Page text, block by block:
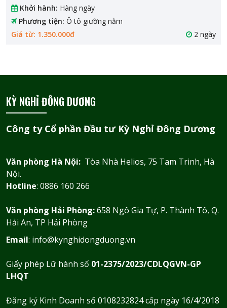
Khởi hành: Hàng ngày
Phương tiện: Ô tô giường nằm
Giá từ: 1.350.000đ
2 ngày
KỲ NGHỈ ĐÔNG DƯƠNG
Công ty Cổ phần Đầu tư Kỳ Nghỉ Đông Dương
Văn phòng Hà Nội: Tòa Nhà Helios, 75 Tam Trinh, Hà
Nội.
Hotline: 0886 160 266
Văn phòng Hải Phòng:658 Ngô Gia Tự, P. Thành Tô, Q.
Hải An, TP Hải Phòng
Email: info@kynghidongduong.vn
Giấy phép Lữ hành số 01-2375/2023/CDLQGVN-GP
LHQT
Đăng ký Kinh Doanh số 0108232824 cấp ngày 16/4/2018